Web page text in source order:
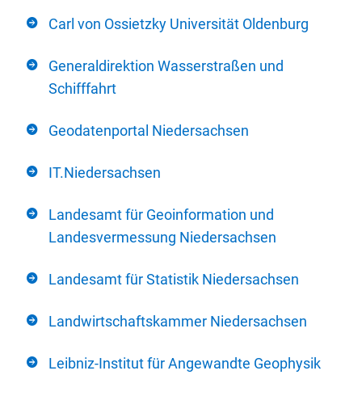
Carl von Ossietzky Universität Oldenburg
Generaldirektion Wasserstraßen und
Schifffahrt
Geodatenportal Niedersachsen
IT.Niedersachsen
Landesamt für Geoinformation und
Landesvermessung Niedersachsen
Landesamt für Statistik Niedersachsen
Landwirtschaftskammer Niedersachsen
Leibniz-Institut für Angewandte Geophysik